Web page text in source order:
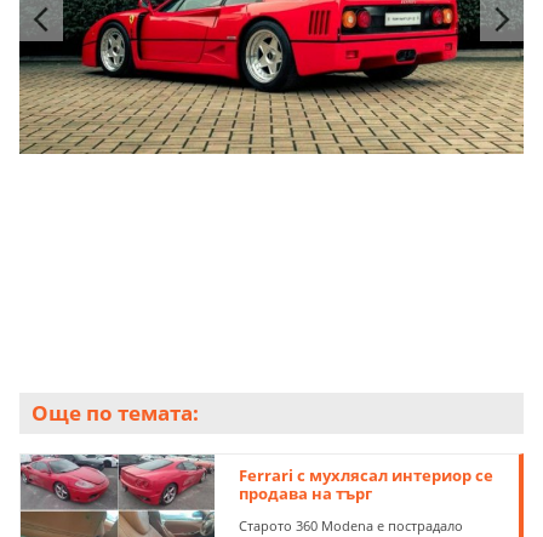
Още по темата:
Ferrari с мухлясал интериор се
продава на търг
Старото 360 Modena е пострадало